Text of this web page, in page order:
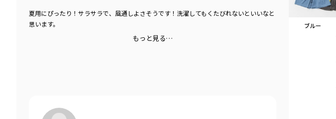
夏用にぴったり！サラサラで、風通しよさそうです！洗濯してもくたびれないといいなと
思います。
もっと見る…
ブルー